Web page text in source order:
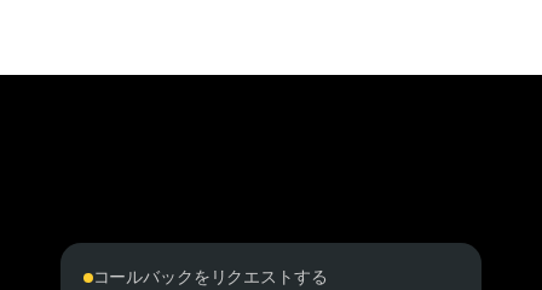
コールバックをリクエストする